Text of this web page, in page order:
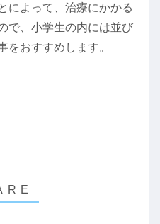
によって、治療にかかる
で、小学生の内には並び
をおすすめします。